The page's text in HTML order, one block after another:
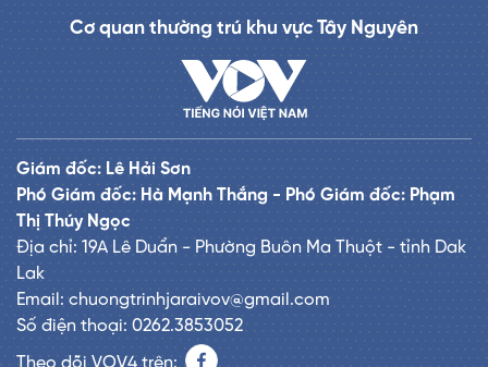
Cơ quan thường trú khu vực Tây Nguyên
Giám đốc: Lê Hải Sơn
Phó Giám đốc: Hà Mạnh Thắng - Phó Giám đốc: Phạm
Thị Thúy Ngọc
Địa chỉ: 19A Lê Duẩn - Phường Buôn Ma Thuột - tỉnh Dak
Lak
Email: chuongtrinhjaraivov@gmail.com
Số điện thoại: 0262.3853052
Theo dõi VOV4 trên: